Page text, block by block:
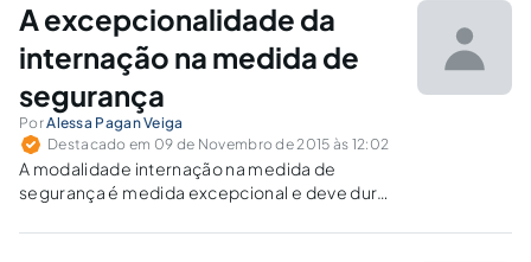
A excepcionalidade da
internação na medida de
segurança
PorAlessa Pagan Veiga
Destacado em 09 de Novembro de 2015 às 12:02
A modalidade internação na medida de
segurança é medida excepcional e deve durar
psiquiátrico. Ainda, a internação deve ser